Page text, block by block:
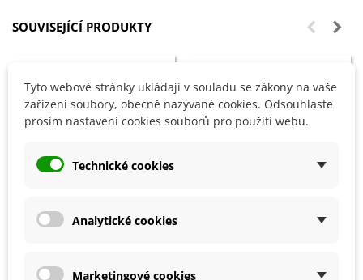
SOUVISEJÍCÍ PRODUKTY
Tyto webové stránky ukládají v souladu se zákony na vaše
zařízení soubory, obecně nazývané cookies. Odsouhlaste
prosím nastavení cookies souborů pro použití webu.
Technické cookies
Analytické cookies
Marketingové cookies